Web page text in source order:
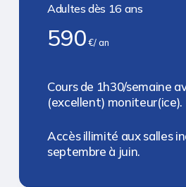
Adultes dès 16 ans
590 €/ an
Cours de 1h30/semaine
(excellent) moniteur(ice).
Accès illimité aux salles
septembre à juin.